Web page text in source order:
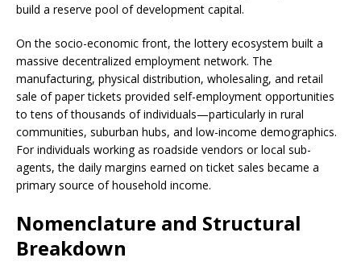
build a reserve pool of development capital.
On the socio-economic front, the lottery ecosystem built a
massive decentralized employment network. The
manufacturing, physical distribution, wholesaling, and retail
sale of paper tickets provided self-employment opportunities
to tens of thousands of individuals—particularly in rural
communities, suburban hubs, and low-income demographics.
For individuals working as roadside vendors or local sub-
agents, the daily margins earned on ticket sales became a
primary source of household income.
Nomenclature and Structural
Breakdown